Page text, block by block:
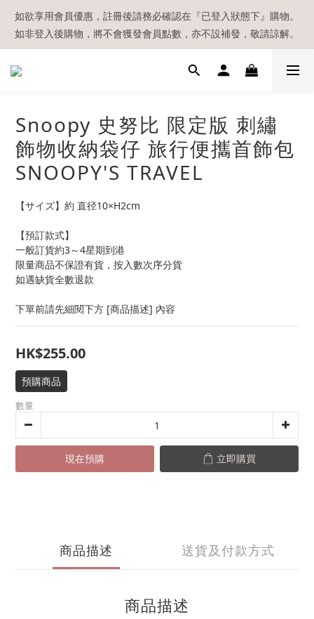
【現貨區】內款式均為在港現貨，現貨區以外的所有貨品都需要訂
貨喔！
如欲享用會員優惠，註冊後請務必確認在『已登入狀態下』購物。
如非登入後購物，將不會獲發會員點數，亦不設補發，敬請諒解。
溫馨提示：所有順豐快遞／本地及國際郵遞寄出後，本店只會以電
【現貨區】內款式均為在港現貨，現貨區以外的所有貨品都需要訂
貨喔！
Snoopy 史努比 限定版 刺繡
飾物收納袋仔 旅行便攜首飾包
SNOOPY'S TRAVEL
【サイズ】約 直径10×H2cm
【預訂款式】
一般訂貨約3～4星期到港
限量商品不保證有貨，按入數次序分貨
如遇缺貨全數退款
下單前請先細閱下方 [商品描述] 內容
HK$255.00
預購商品
數量
現在預購 立即購買
商品描述 送貨及付款方式
商品描述